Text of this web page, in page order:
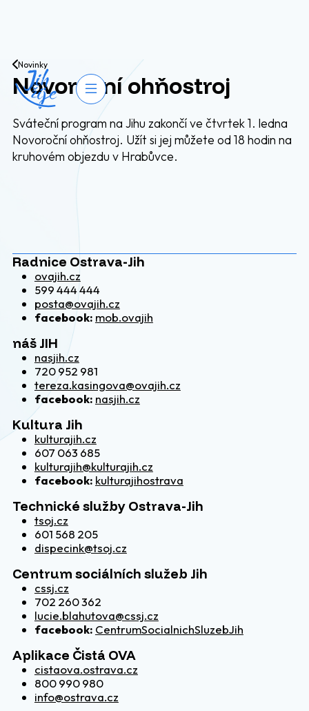
Přejít na obsah
Otevřít navigaci
Novinky
Novoroční ohňostroj
Sváteční program na Jihu zakončí ve čtvrtek 1. ledna
Novoroční ohňostroj. Užít si jej můžete od 18 hodin na
kruhovém objezdu v Hrabůvce.
Radnice Ostrava-Jih
ovajih.cz
599 444 444
posta@ovajih.cz
facebook: mob.ovajih
náš JIH
nasjih.cz
720 952 981
tereza.kasingova@ovajih.cz
facebook: nasjih.cz
Kultura Jih
kulturajih.cz
607 063 685
kulturajih@kulturajih.cz
facebook: kulturajihostrava
Technické služby Ostrava-Jih
tsoj.cz
601 568 205
dispecink@tsoj.cz
Centrum sociálních služeb Jih
cssj.cz
702 260 362
lucie.blahutova@cssj.cz
facebook: CentrumSocialnichSluzebJih
Aplikace Čistá OVA
cistaova.ostrava.cz
800 990 980
info@ostrava.cz